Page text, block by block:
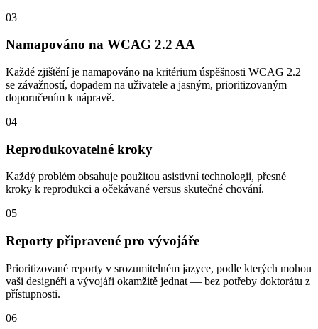
03
Namapováno na WCAG 2.2 AA
Každé zjištění je namapováno na kritérium úspěšnosti WCAG 2.2
se závažností, dopadem na uživatele a jasným, prioritizovaným
doporučením k nápravě.
04
Reprodukovatelné kroky
Každý problém obsahuje použitou asistivní technologii, přesné
kroky k reprodukci a očekávané versus skutečné chování.
05
Reporty připravené pro vývojáře
Prioritizované reporty v srozumitelném jazyce, podle kterých mohou
vaši designéři a vývojáři okamžitě jednat — bez potřeby doktorátu z
přístupnosti.
06